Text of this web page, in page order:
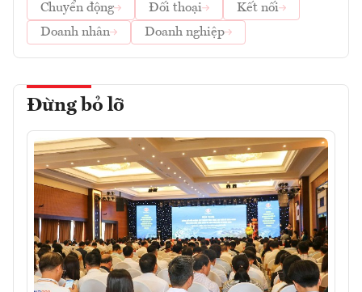
Chuyển động
Đối thoại
Kết nối
Doanh nhân
Doanh nghiệp
Đừng bỏ lỡ